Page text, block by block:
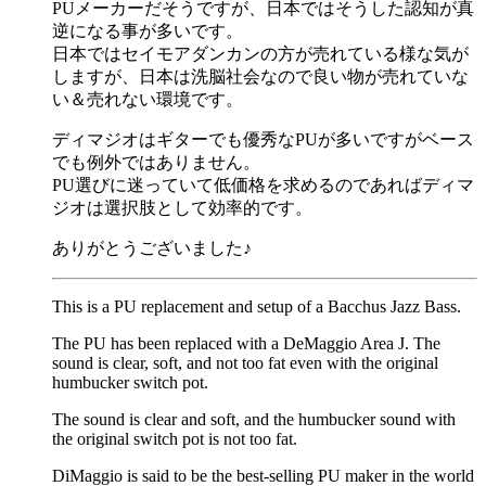
PUメーカーだそうですが、日本ではそうした認知が真
逆になる事が多いです。
日本ではセイモアダンカンの方が売れている様な気が
しますが、日本は洗脳社会なので良い物が売れていな
い＆売れない環境です。
ディマジオはギターでも優秀なPUが多いですがベース
でも例外ではありません。
PU選びに迷っていて低価格を求めるのであればディマ
ジオは選択肢として効率的です。
ありがとうございました♪
This is a PU replacement and setup of a Bacchus Jazz Bass.
The PU has been replaced with a DeMaggio Area J. The
sound is clear, soft, and not too fat even with the original
humbucker switch pot.
The sound is clear and soft, and the humbucker sound with
the original switch pot is not too fat.
DiMaggio is said to be the best-selling PU maker in the world